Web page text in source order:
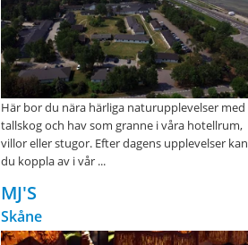
Här bor du nära härliga naturupplevelser med
tallskog och hav som granne i våra hotellrum,
villor eller stugor. Efter dagens upplevelser kan
du koppla av i vår ...
MJ'S
Skåne